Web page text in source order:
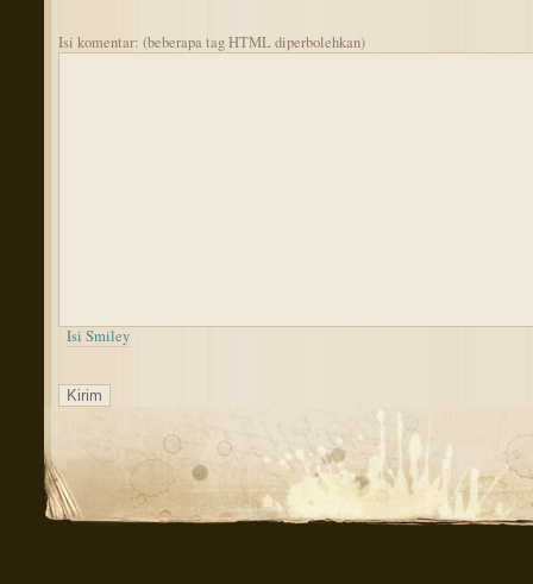
Isi komentar: (beberapa tag HTML diperbolehkan)
Isi Smiley